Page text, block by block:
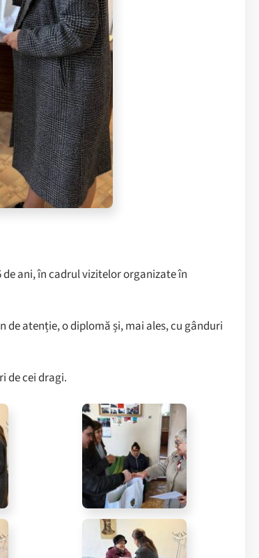
ani, în cadrul vizitelor organizate în
de atenție, o diplomă și, mai ales, cu gânduri
de cei dragi.